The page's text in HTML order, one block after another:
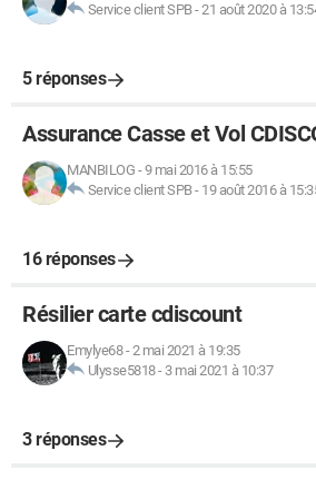
Service client SPB-21 août 2020 à
5 réponses
Assurance Casse et Vol
MANBILOG -9 mai 2016 à 15:55
Service client SPB- 19 août 2016 à
16 réponses
Résilier carte cdiscount
Emylye68-2 mai 2021 à 19:35
Ulysse5818- 3 mai 2021 à 10:37
3 réponses